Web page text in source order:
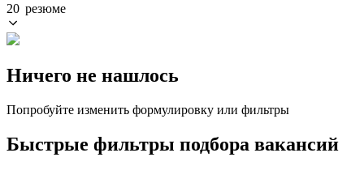
20 резюме
Ничего не нашлось
Попробуйте изменить формулировку или фильтры
Быстрые фильтры подбора вакансий